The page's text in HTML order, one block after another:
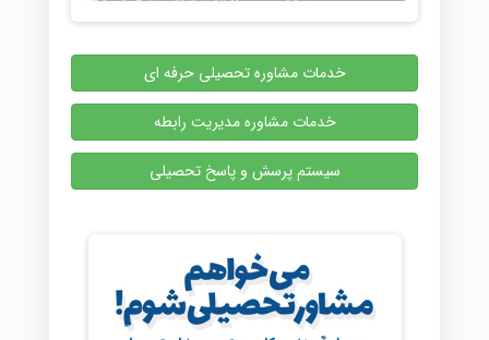
خدمات مشاوره تحصیلی حرفه ای
خدمات مشاوره مدیریت رابطه
سیستم پرسش و پاسخ تحصیلی